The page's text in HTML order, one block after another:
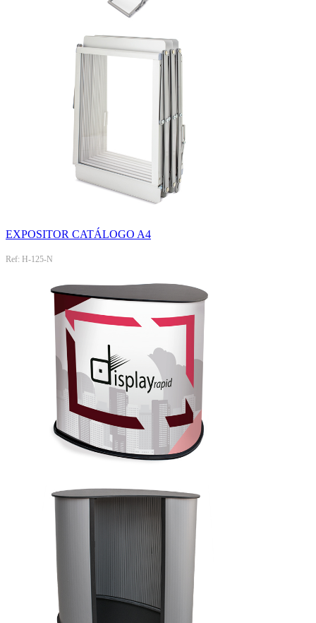
EXPOSITOR CATÁLOGO A4
Ref: H-125-N